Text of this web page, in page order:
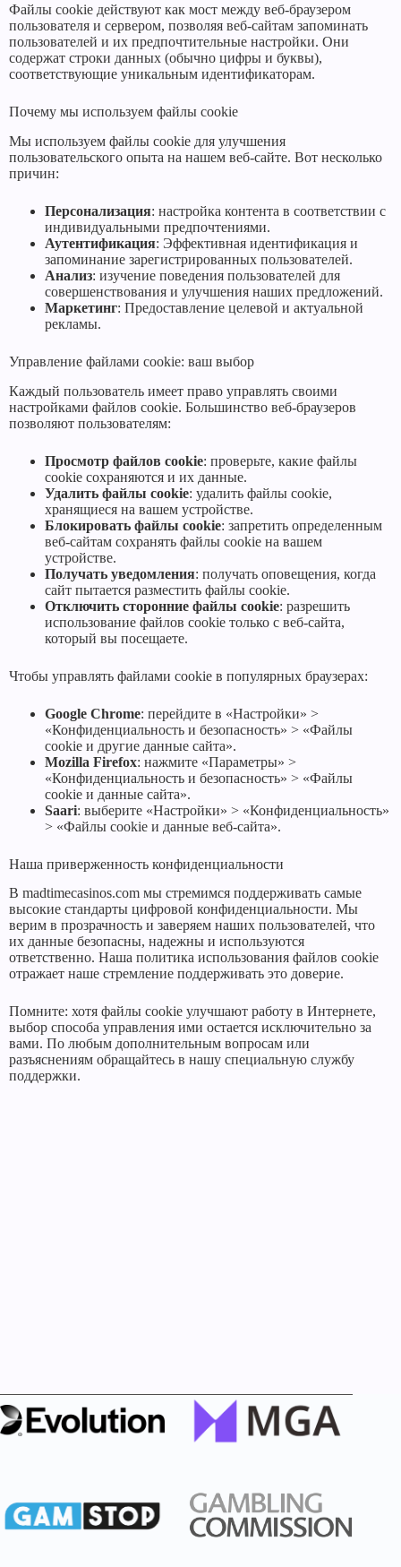
Файлы cookie действуют как мост между веб-браузером
пользователя и сервером, позволяя веб-сайтам запоминать
пользователей и их предпочтительные настройки. Они
содержат строки данных (обычно цифры и буквы),
соответствующие уникальным идентификаторам.
Почему мы используем файлы cookie
Мы используем файлы cookie для улучшения
пользовательского опыта на нашем веб-сайте. Вот несколько
причин:
Персонализация: настройка контента в соответствии с
индивидуальными предпочтениями.
Аутентификация: Эффективная идентификация и
запоминание зарегистрированных пользователей.
Анализ: изучение поведения пользователей для
совершенствования и улучшения наших предложений.
Маркетинг: Предоставление целевой и актуальной
рекламы.
Управление файлами cookie: ваш выбор
Каждый пользователь имеет право управлять своими
настройками файлов cookie. Большинство веб-браузеров
позволяют пользователям:
Просмотр файлов cookie: проверьте, какие файлы
cookie сохраняются и их данные.
Удалить файлы cookie: удалить файлы cookie,
хранящиеся на вашем устройстве.
Блокировать файлы cookie: запретить определенным
веб-сайтам сохранять файлы cookie на вашем
устройстве.
Получать уведомления: получать оповещения, когда
сайт пытается разместить файлы cookie.
Отключить сторонние файлы cookie: разрешить
использование файлов cookie только с веб-сайта,
который вы посещаете.
Чтобы управлять файлами cookie в популярных браузерах:
Google Chrome: перейдите в «Настройки» >
«Конфиденциальность и безопасность» > «Файлы
cookie и другие данные сайта».
Mozilla Firefox: нажмите «Параметры» >
«Конфиденциальность и безопасность» > «Файлы
cookie и данные сайта».
Saari: выберите «Настройки» > «Конфиденциальность»
> «Файлы cookie и данные веб-сайта».
Наша приверженность конфиденциальности
В madtimecasinos.com мы стремимся поддерживать самые
высокие стандарты цифровой конфиденциальности. Мы
верим в прозрачность и заверяем наших пользователей, что
их данные безопасны, надежны и используются
ответственно. Наша политика использования файлов cookie
отражает наше стремление поддерживать это доверие.
Помните: хотя файлы cookie улучшают работу в Интернете,
выбор способа управления ими остается исключительно за
вами. По любым дополнительным вопросам или
разъяснениям обращайтесь в нашу специальную службу
поддержки.